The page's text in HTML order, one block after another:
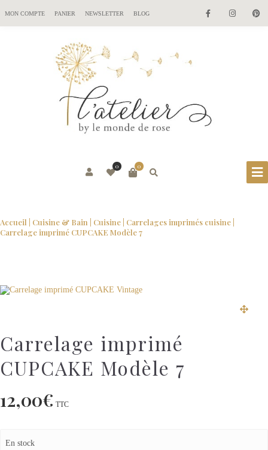
MON COMPTE PANIER NEWSLETTER BLOG
0
0
Accueil Cuisine & Bain Cuisine Carrelages imprimés cuisine
Carrelage imprimé CUPCAKE Modèle 7
Carrelage imprimé
CUPCAKE Modèle 7
12,00€ TTC
En stock